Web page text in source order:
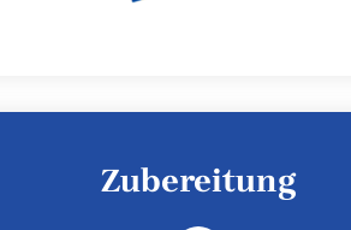
Zubereitung